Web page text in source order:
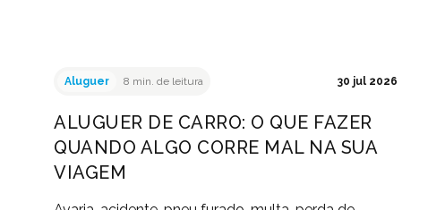
Aluguer 8 min. de leitura 30 jul 2026
ALUGUER DE CARRO: O QUE FAZER
QUANDO ALGO CORRE MAL NA SUA
VIAGEM